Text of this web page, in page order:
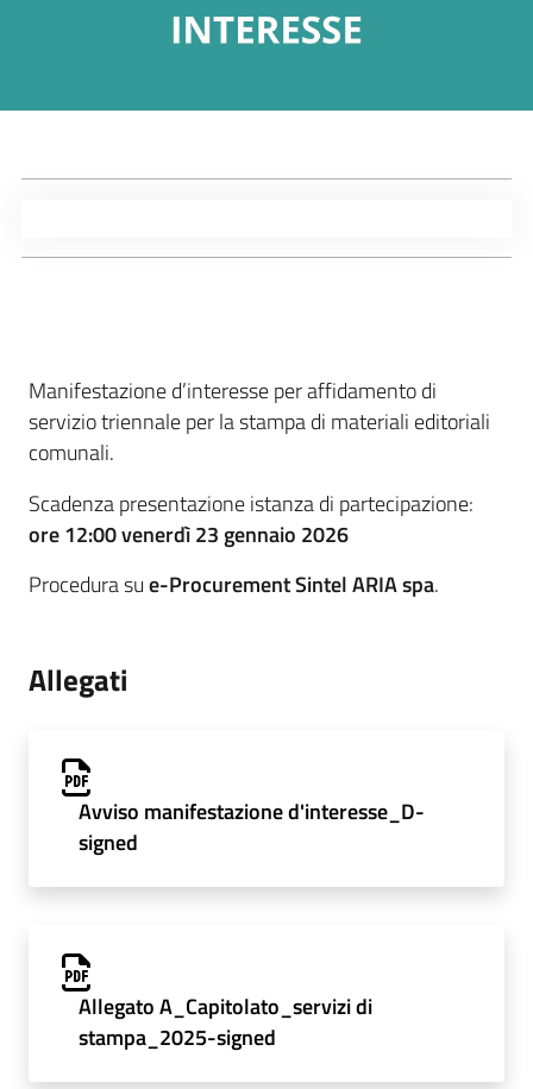
Manifestazione d’interesse per affidamento di
servizio triennale per la stampa di materiali editoriali
comunali.
Scadenza presentazione istanza di partecipazione:
ore 12:00 venerdì 23 gennaio 2026
Procedura sue-Procurement Sintel ARIA spa.
Allegati
Avviso manifestazione d'interesse_D-
signed
Allegato A_Capitolato_servizi di
stampa_2025-signed